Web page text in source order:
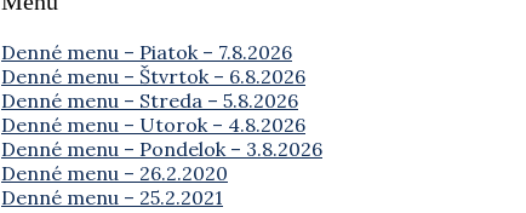
Denné menu – Piatok – 7.8.2026
Denné menu – Štvrtok – 6.8.2026
Denné menu – Streda – 5.8.2026
Denné menu – Utorok – 4.8.2026
Denné menu – Pondelok – 3.8.2026
Denné menu – 26.2.2020
Denné menu – 25.2.2021